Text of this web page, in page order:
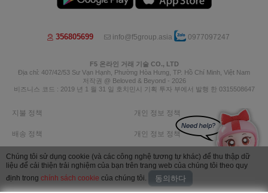
356805699 info@f5group.asia 0977097247
F5 온라인 거래 기술 CO., LTD
Địa chỉ: 407/42/53 Sư Vạn Hạnh, Phường Hòa Hưng, TP. Hồ Chí Minh, Việt Nam
저작권 @ Beloved & Beyond - 2026
비즈니스 코드 : 2019 년 1 월 31 일 호치민시 기획 투자 부에서 발행 한 0315508647
지불 정책 개인 정보 정책
배송 정책 개인 정보 정책
반품 정책 환불 정책
Image by Freepik
Chúng tôi sử dụng cookie (và các công nghệ tương tự khác) để thu thập dữ
liệu để cải thiện trải nghiệm của bạn trên trang web của chúng tôi theo quy
định trong chính sách cookie của chúng tôi. 동의하다